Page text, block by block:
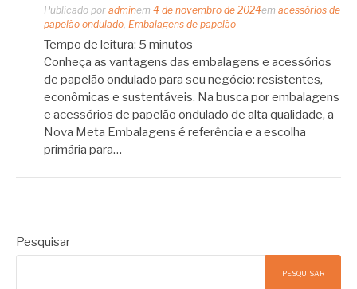
Publicado por adminem 4 de novembro de 2024em acessórios de
papelão ondulado, Embalagens de papelão
Tempo de leitura: 5 minutos
Conheça as vantagens das embalagens e acessórios
de papelão ondulado para seu negócio: resistentes,
econômicas e sustentáveis. Na busca por embalagens
e acessórios de papelão ondulado de alta qualidade, a
Nova Meta Embalagens é referência e a escolha
primária para…
Pesquisar
PESQUISAR